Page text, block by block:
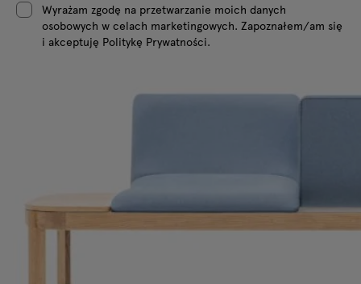
Wyrażam zgodę na przetwarzanie moich danych
osobowych w celach marketingowych. Zapoznałem/am się
i akceptuję Politykę Prywatności.